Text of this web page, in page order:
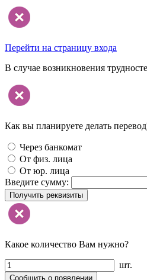
Перейти на страницу входа
В случае возникновения
Как вы планируете делать
Через банкомат
От физ. лица
От юр. лица
Введите сумму:
Получить реквизиты
Какое количество Вам нужно?
шт.
Сообщить о появлении